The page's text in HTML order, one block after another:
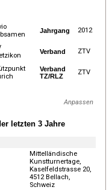
Jahrgang 2012
Verband ZTV
Verband
TZ/RLZ
ZTV
Anpassen
letzten 3 Jahre
Mittelländische
Kunstturnertage,
Kaselfeldstrasse 20,
4512 Bellach,
Schweiz